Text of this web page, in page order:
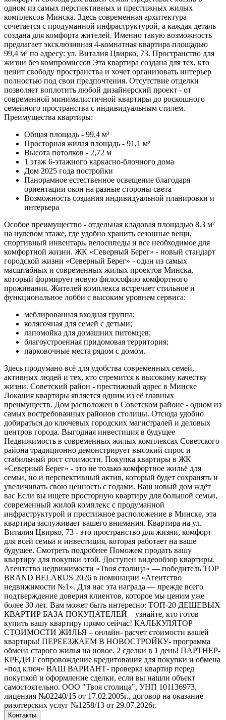
одном из самых перспективных и престижных жилых
комплексов Минска. Здесь современная архитектура
сочетается с продуманной инфраструктурой, а каждая деталь
создана для комфорта жителей. Именно такую возможность
предлагает эксклюзивная 4-комнатная квартира площадью
99,4 м² по адресу: ул. Виталия Цвирко, 73. Пространство для
жизни без компромиссов Эта квартира создана для тех, кто
ценит свободу пространства и хочет организовать интерьер
полностью под свои предпочтения. Отсутствие отделки
позволяет воплотить любой дизайнерский проект - от
современной минималистичной квартиры до роскошного
семейного пространства с индивидуальным стилем.
Преимущества квартиры:
Общая площадь - 99,4 м²
Просторная жилая площадь - 91,1 м²
Высота потолков - 2,72 м
1 этаж 6-этажного каркасно-блочного дома
Дом 2025 года постройки
Панорамное естественное освещение благодаря
ориентации окон на разные стороны света
Возможность создания индивидуальной планировки и
интерьера
Особое преимущество - отдельная кладовая площадью 8.3 м²
на нулевом этаже, где удобно хранить сезонные вещи,
спортивный инвентарь, велосипеды и все необходимое для
комфортной жизни. ЖК «Северный Берег» - новый стандарт
городской жизни «Северный Берег» - один из самых
масштабных и современных жилых проектов Минска,
который формирует новую философию комфортного
проживания. Жителей комплекса встречает стильное и
функциональное лобби с высоким уровнем сервиса:
меблированная входная группа;
колясочная для семей с детьми;
лапомойка для домашних питомцев;
благоустроенная придомовая территория;
парковочные места рядом с домом.
Здесь продумано всё для удобства современных семей,
активных людей и тех, кто стремится к высокому качеству
жизни. Советский район - престижный адрес в Минске
Локация квартиры является одним из её главных
преимуществ. Дом расположен в Советском районе - одном из
самых востребованных районов столицы. Отсюда удобно
добираться до ключевых городских магистралей и деловых
центров города. Выгодная инвестиция в будущее
Недвижимость в современных жилых комплексах Советского
района традиционно демонстрирует высокий спрос и
стабильный рост стоимости. Покупка квартиры в ЖК
«Северный Берег» - это не только комфортное жильё для
семьи, но и перспективный актив, который будет сохранять и
увеличивать свою ценность с годами. Ваш новый дом ждёт
вас Если вы ищете просторную квартиру для большой семьи,
современный жилой комплекс с продуманной
инфраструктурой и престижное расположение в Минске, эта
квартира заслуживает вашего внимания. Квартира на ул.
Виталия Цвирко, 73 - это пространство для жизни, комфорт
для всей семьи и инвестиция, которая работает на ваше
будущее. Смотреть подробнее Поможем продать вашу
квартиру для покупки этой. Доступен видеообзор квартиры.
Агентство недвижимости «Твоя столица» — победитель TOP
BRAND BELARUS 2026 в номинации «Агентство
недвижимости №1». Для нас эта награда — прежде всего
подтверждение доверия клиентов, которое мы ценим уже
более 30 лет. Вам может быть интересно: ТОП-20 ДЕШЕВЫХ
КВАРТИР БАЗА ПОКУПАТЕЛЕЙ – узнайте, кто готов
купить вашу квартиру прямо сейчас! КАЛЬКУЛЯТОР
СТОИМОСТИ ЖИЛЬЯ – онлайн- расчет стоимости вашей
квартиры! ПЕРЕЕЗЖАЕМ В НОВОСТРОЙКУ- программа
обмена старого жилья на новое. 2 сделки в 1 день! ПАРТНЕР-
КРЕДИТ сопровождение кредитования для покупки и обмена
«под ключ» ВАШ ВАРИАНТ- проверка квартир перед
покупкой и оформление сделки, если вы нашли объект
самостоятельно. ООО "Твоя столица", УНП 101136973,
лицензия №02240/15 от 17.02.2005г., договор на оказание
риэлтерских услуг №1258/13 от 29.07.2026г.
Контакты